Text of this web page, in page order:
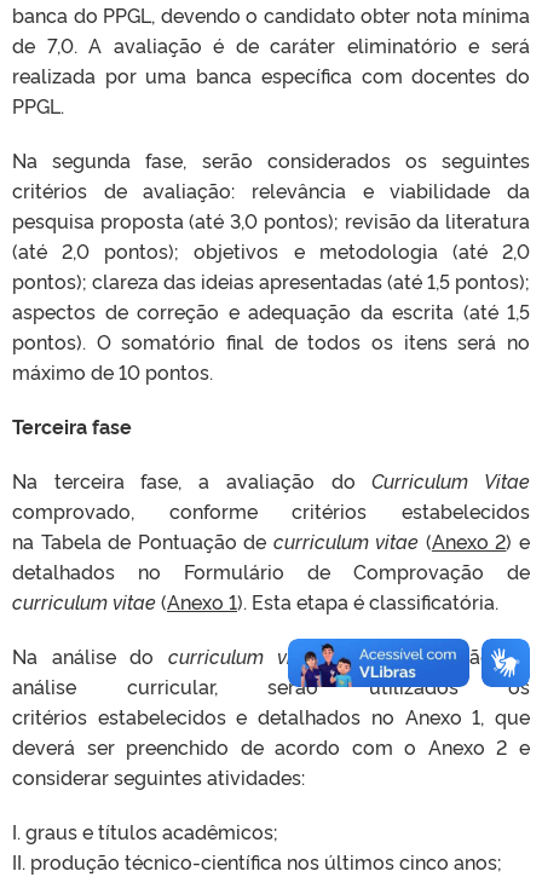
banca do PPGL, devendo o candidato obter nota mínima
de 7,0. A avaliação é de caráter eliminatório e será
realizada por uma banca específica com docentes do
PPGL.
Na segunda fase, serão considerados os seguintes
critérios de avaliação: relevância e viabilidade da
pesquisa proposta (até 3,0 pontos); revisão da literatura
(até 2,0 pontos); objetivos e metodologia (até 2,0
pontos); clareza das ideias apresentadas (até 1,5 pontos);
aspectos de correção e adequação da escrita (até 1,5
pontos). O somatório final de todos os itens será no
máximo de 10 pontos.
Terceira fase
Na terceira fase, a avaliação doCurriculum Vitae
comprovado, conforme critérios estabelecidos
na Tabela de Pontuação de curriculum vitae (Anexo 2) e
detalhados no Formulário de Comprovação de
curriculum vitae(Anexo 1). Esta etapa é classificatória.
Na análise do curriculum vitae: para pontuação da
análise curricular, serão utilizados os
critérios estabelecidos e detalhados no Anexo 1, que
deverá ser preenchido de acordo com o Anexo 2 e
considerar seguintes atividades:
I. graus e títulos acadêmicos;
II. produção técnico-científica nos últimos cinco anos;